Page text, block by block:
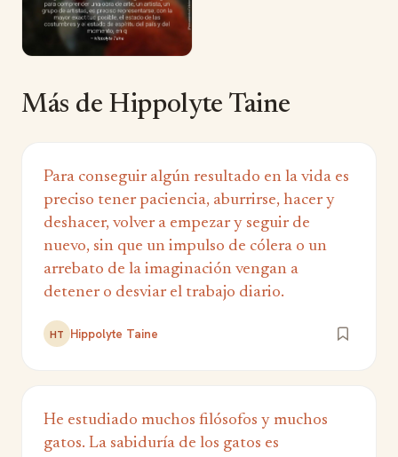
Más de Hippolyte Taine
Para conseguir algún resultado en la vida es
preciso tener paciencia, aburrirse, hacer y
deshacer, volver a empezar y seguir de
nuevo, sin que un impulso de cólera o un
arrebato de la imaginación vengan a
detener o desviar el trabajo diario.
HT Hippolyte Taine
He estudiado muchos filósofos y muchos
gatos. La sabiduría de los gatos es